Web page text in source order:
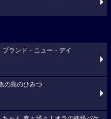
ランド・ニュー・デイ
の島のひみつ